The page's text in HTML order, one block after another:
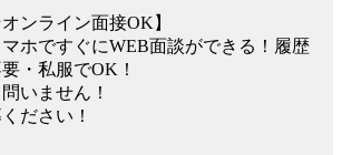
ンライン面接OK】
ホですぐにWEB面談ができる！履歴
・私服でOK！
いません！
ださい！